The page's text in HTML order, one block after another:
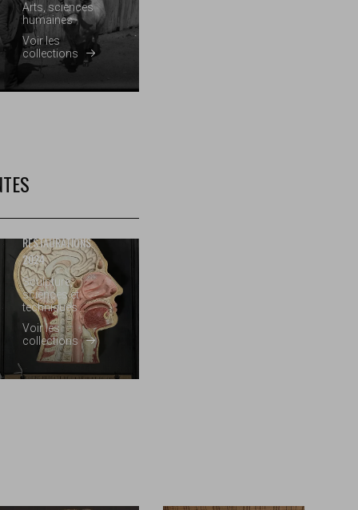
Arts, sciences
humaines
Voir les
collections
RESTAURATIONS
2024
Sculpture,
sciences et
techniques
Voir les
collections